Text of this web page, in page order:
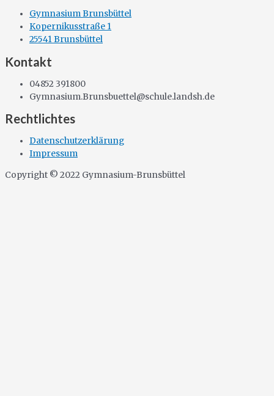
Gymnasium Brunsbüttel
Kopernikusstraße 1
25541 Brunsbüttel
Kontakt
04852 391800
Gymnasium.Brunsbuettel@schule.landsh.de
Rechtlichtes
Datenschutzerklärung
Impressum
Copyright © 2022 Gymnasium-Brunsbüttel